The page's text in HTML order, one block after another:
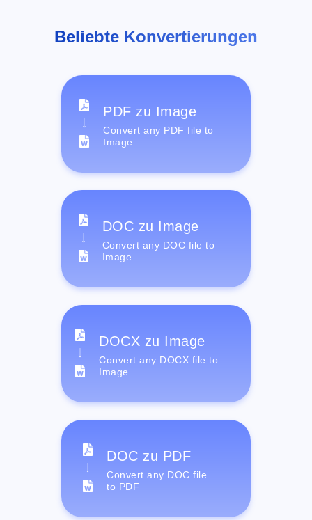
Beliebte Konvertierungen
PDF zu Image
Convert any PDF file to
Image
DOC zu Image
Convert any DOC file to
Image
DOCX zu Image
Convert any DOCX file to
Image
DOC zu PDF
Convert any DOC file
to PDF